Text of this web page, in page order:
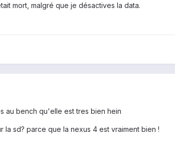
mort, malgré que je désactives la data.
au bench qu'elle est tres bien hein
sd? parce que la nexus 4 est vraiment bien !